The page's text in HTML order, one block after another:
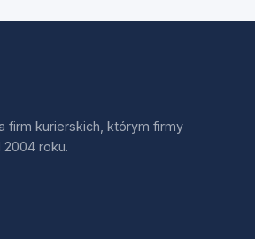
firm kurierskich, którym firmy
roku.